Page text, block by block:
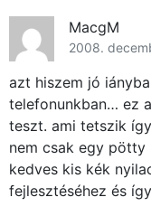
MacgM
2008.
azt hiszem jó
telefonunkban… ez
teszt. ami tetszik
nem csak egy pötty
kedves kis kék
fejlesztéséhez és